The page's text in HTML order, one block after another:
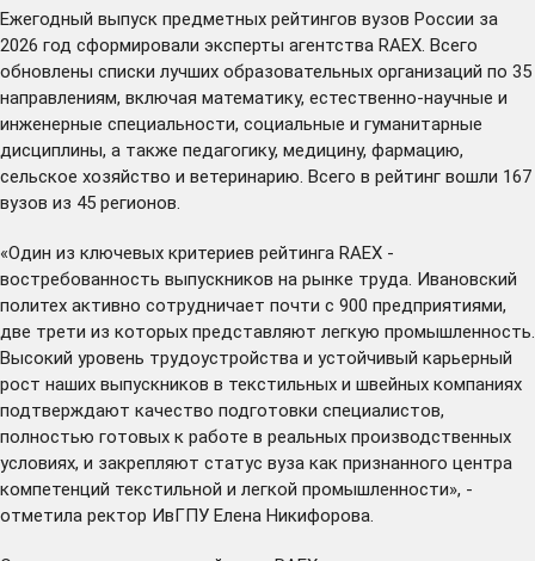
Ежегодный выпуск предметных рейтингов вузов России за
2026 год сформировали эксперты агентства RAEX. Всего
обновлены списки лучших образовательных организаций по 35
направлениям, включая математику, естественно-научные и
инженерные специальности, социальные и гуманитарные
дисциплины, а также педагогику, медицину, фармацию,
сельское хозяйство и ветеринарию. Всего в рейтинг вошли 167
вузов из 45 регионов.
«Один из ключевых критериев рейтинга RAEX -
востребованность выпускников на рынке труда. Ивановский
политех активно сотрудничает почти с 900 предприятиями,
две трети из которых представляют легкую промышленность.
Высокий уровень трудоустройства и устойчивый карьерный
рост наших выпускников в текстильных и швейных компаниях
подтверждают качество подготовки специалистов,
полностью готовых к работе в реальных производственных
условиях, и закрепляют статус вуза как признанного центра
компетенций текстильной и легкой промышленности», -
отметила ректор ИвГПУ Елена Никифорова.